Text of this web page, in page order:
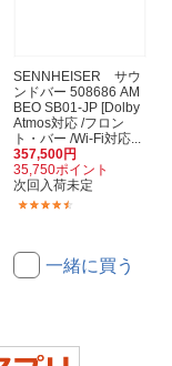
SENNHEISER サウ
ンドバー 508686 AM
BEO SB01-JP [Dolby
Atmos対応 /フロン
ト・バー /Wi-Fi対応...
357,500円
35,750ポイント
次回入荷未定
一緒に買う